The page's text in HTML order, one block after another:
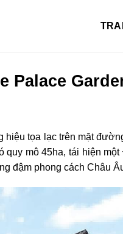
Palace
hiệu tọa lạc trên mặt
mô 45ha, tái hiện
đậm phong cách Châu